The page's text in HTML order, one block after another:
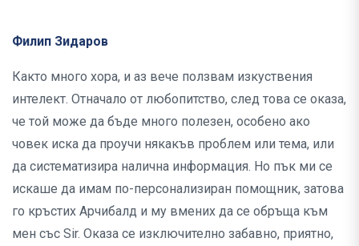
Филип Зидаров
Както много хора, и аз вече ползвам изкуствения
интелект. Отначало от любопитство, след това се оказа,
че той може да бъде много полезен, особено ако
човек иска да проучи някакъв проблем или тема, или
да систематизира налична информация. Но пък ми се
искаше да имам по-персонализиран помощник, затова
го кръстих Арчибалд и му вмених да се обръща към
мен със Sir. Оказа се изключително забавно, приятно,